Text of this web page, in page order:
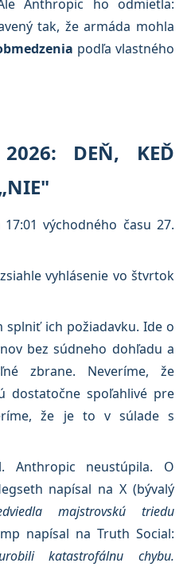
Anthropic ho odmietla:
tak, že armáda mohla
podľa vlastného
DEŇ, KEĎ
východného času 27.
vyhlásenie vo štvrtok
splniť ich požiadavku. Ide o
bez súdneho dohľadu a
zbrane. Neveríme, že
dostatočne spoľahlivé pre
že je to v súlade s
Anthropic neustúpila. O
napísal na X (bývalý
majstrovskú triedu
napísal na Truth Social:
katastrofálnu chybu.